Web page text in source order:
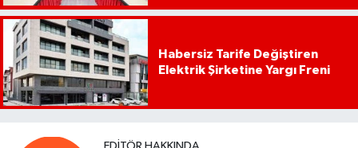
Habersiz Tarife Değiştiren
Elektrik Şirketine Yargı Freni